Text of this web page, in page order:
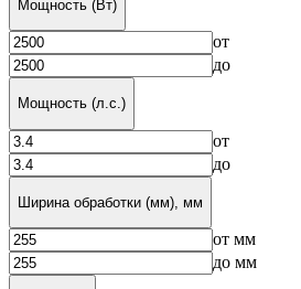
Мощность (Вт)
от
до
Мощность (л.с.)
от
до
Ширина обработки (мм), мм
от мм
до мм